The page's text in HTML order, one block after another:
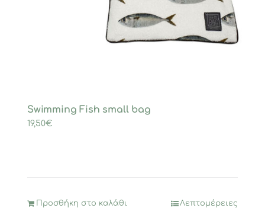
Swimming Fish small bag
19,50€
Προσθήκη στο καλάθι Λεπτομέρειες